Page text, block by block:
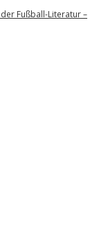
Fußball-Literatur –